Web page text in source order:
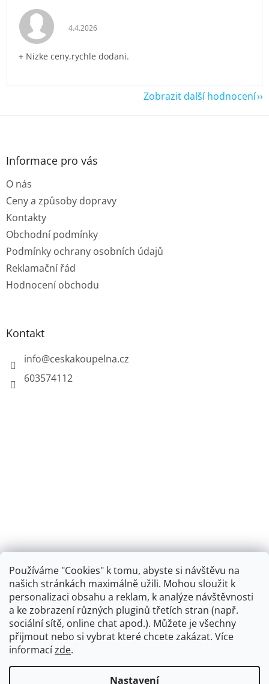
Používáme "Cookies" k tomu, abyste si návštěvu na
našich stránkách maximálně užili. Mohou sloužit k
personalizaci obsahu a reklam, k analýze návštěvnosti
a ke zobrazení různých pluginů třetích stran (např.
sociální sítě, online chat apod.). Můžete je všechny
přijmout nebo si vybrat které chcete zakázat. Více
informacízde.
Nastavení
Hodnocení obchodu je 5 z 5 hvězdiček.
4.4.2026
+ Nizke ceny,rychle dodani.
Zobrazit další hodnocení
Z
Informace pro vás
O nás
Ceny a způsoby dopravy
Kontakty
Obchodní podmínky
Podmínky ochrany osobních údajů
Reklamační řád
Hodnocení obchodu
Kontakt
info@ceskakoupelna.cz
603574112
Retro koupelna
Vytvořil Shoptet + plnenieshopu.cz